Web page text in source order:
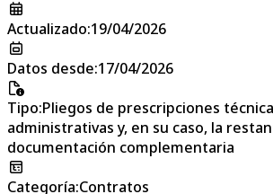
Actualizado:19/04/2026
Datos desde:17/04/2026
Tipo:Pliegos de prescripciones
administrativas y, en su caso, la
documentación complementaria
Categoría:Contratos